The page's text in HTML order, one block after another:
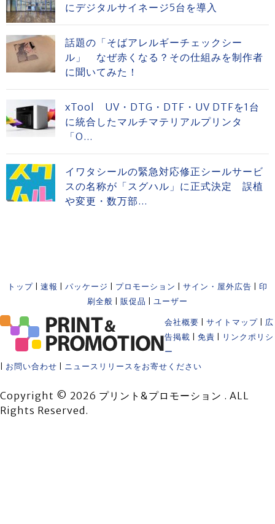
にデジタルサイネージ5台を導入
話題の「そばアレルギーチェックシー
ル」 なぜ赤くなる？その仕組みを制作者
に聞いてみた！
xTool UV・DTG・DTF・UV DTFを1台
に統合したマルチマテリアルプリンタ
「O...
イワタシールの緊急対応修正シールサービ
スの名称が「スグハル」に正式決定 誤植
や変更・数万部...
トップ 速報 パッケージ プロモーション サイン・屋外広告
印
刷全般
販促品 ユーザー
会社概要 サイトマップ
広
告掲載
免責
リンクポリシ
ー
お問い合わせ ニュースリリースをお寄せください
Copyright © 2026 プリント&プロモーション . ALL
Rights Reserved.